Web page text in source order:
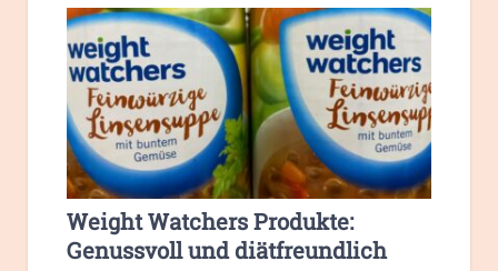
Weight Watchers Produkte:
Genussvoll und diätfreundlich